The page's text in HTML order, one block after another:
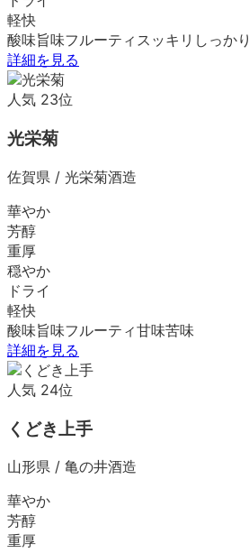
軽快
酸味旨味フルーティ スッキリ しっかり
詳細を見る
人気 23位
光栄菊
佐賀県 / 光栄菊酒造
華やか
芳醇
重厚
穏やか
ドライ
軽快
酸味旨味フルーティ甘味苦味
詳細を見る
人気 24位
くどき上手
山形県 / 亀の井酒造
華やか
芳醇
重厚